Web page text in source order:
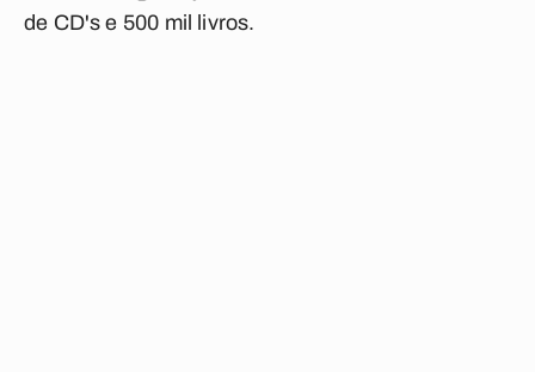
de CD's e 500 mil livros.